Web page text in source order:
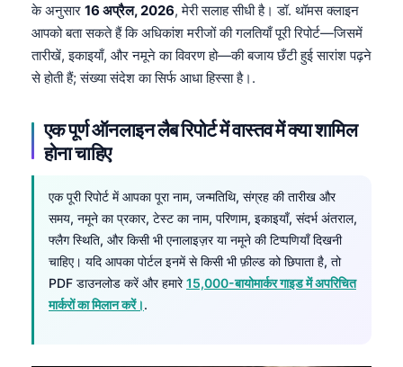
के अनुसार 16 अप्रैल, 2026, मेरी सलाह सीधी है। डॉ. थॉमस क्लाइन
आपको बता सकते हैं कि अधिकांश मरीजों की गलतियाँ पूरी रिपोर्ट—जिसमें
तारीखें, इकाइयाँ, और नमूने का विवरण हो—की बजाय छँटी हुई सारांश पढ़ने
से होती हैं; संख्या संदेश का सिर्फ आधा हिस्सा है।.
एक पूर्ण ऑनलाइन लैब रिपोर्ट में वास्तव में क्या शामिल
होना चाहिए
एक पूरी रिपोर्ट में आपका पूरा नाम, जन्मतिथि, संग्रह की तारीख और
समय, नमूने का प्रकार, टेस्ट का नाम, परिणाम, इकाइयाँ, संदर्भ अंतराल,
फ्लैग स्थिति, और किसी भी एनालाइज़र या नमूने की टिप्पणियाँ दिखनी
चाहिए। यदि आपका पोर्टल इनमें से किसी भी फ़ील्ड को छिपाता है, तो
PDF डाउनलोड करें और हमारे15,000-बायोमार्कर गाइड में अपरिचित
मार्करों का मिलान करें।.